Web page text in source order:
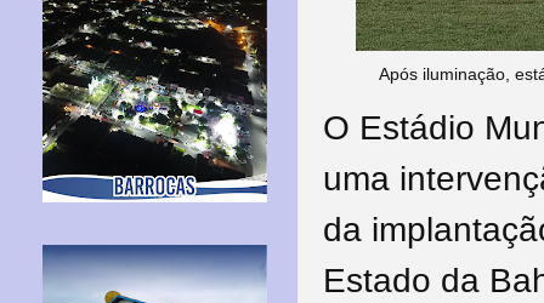
Após iluminação,
O Estádio
uma
da
Estado da